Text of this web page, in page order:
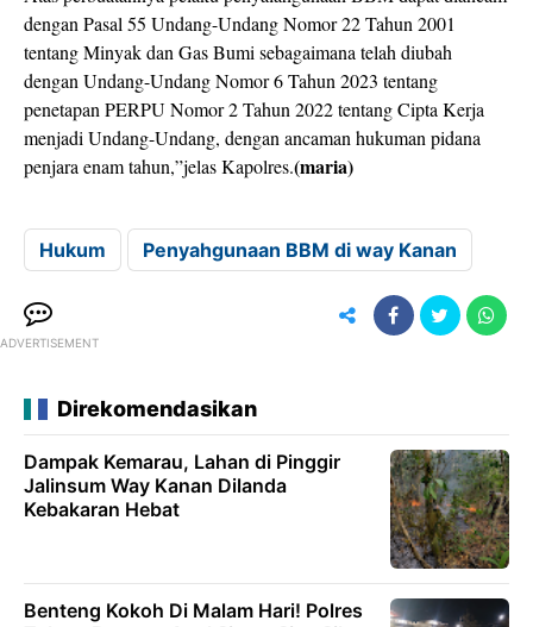
dengan Pasal 55 Undang-Undang Nomor 22 Tahun 2001
tentang Minyak dan Gas Bumi sebagaimana telah diubah
dengan Undang-Undang Nomor 6 Tahun 2023 tentang
penetapan PERPU Nomor 2 Tahun 2022 tentang Cipta Kerja
menjadi Undang-Undang, dengan ancaman hukuman pidana
penjara enam tahun,”jelas Kapolres.(maria)
Hukum Penyahgunaan BBM di way Kanan
ADVERTISEMENT
Direkomendasikan
Dampak Kemarau, Lahan di Pinggir
Jalinsum Way Kanan Dilanda
Kebakaran Hebat
Benteng Kokoh Di Malam Hari! Polres